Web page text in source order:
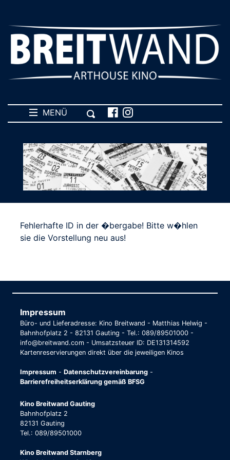
MENÜ
Fehlerhafte ID in der �bergabe! Bitte w�hlen
sie die Vorstellung neu aus!
Impressum
Büro- und Lieferadresse: Kino Breitwand - Matthias Helwig -
Bahnhofplatz 2 - 82131 Gauting - Tel.: 089/89501000 -
info@breitwand.com - Umsatzsteuer ID: DE131314592
Kartenreservierungen direkt über die jeweiligen Kinos
Impressum - Datenschutzvereinbarung -
Barrierefreiheitserklärung gemäß BFSG
Kino Breitwand Gauting
Bahnhofplatz 2
82131 Gauting
Tel.: 089/89501000
Kino Breitwand Starnberg